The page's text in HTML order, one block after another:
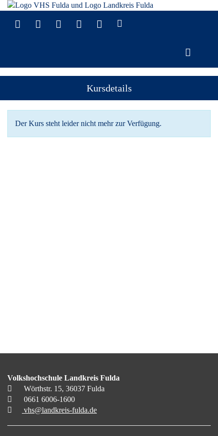
Kursdetails
Der Kurs steht leider nicht mehr zur Verfügung.
Volkshochschule Landkreis Fulda
Wörthstr. 15, 36037 Fulda
0661 6006-1600
vhs@landkreis-fulda.de